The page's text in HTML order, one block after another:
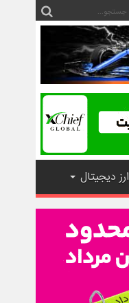
ارز دیجیتال